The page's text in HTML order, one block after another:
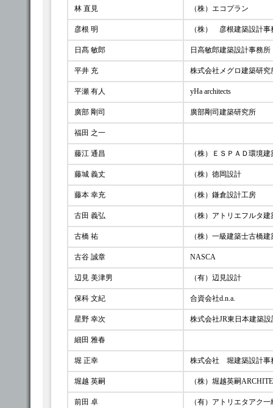
林 直見 （株）エコプラン
彦根 明 （株） 彦根建築設計
日髙 敏郎 日高敏郎建築設計事務所
平井 充 株式会社メグロ建築研
平瀬 有人 yHa architects
廣部 剛司 廣部剛司建築研究所
福田 之一
藤江 通昌 （株）ＥＳＰＡＤ環境
藤城 義丈 （株）徳岡設計
藤本 幸充 （株）鎌倉設計工房
古田 義弘 （株）アトリエフルタ
古橋 祐 （株）一級建築士古橋
古谷 誠章 NASCA
辺見 美津男 （有）辺見設計
保科 文紀 合資会社d.n.a.
星野 幸次 株式会社JR東日本建築
細田 雅春
堀 正幸 株式会社 堀建築設計事
堀越 英嗣 （株）堀越英嗣
前田 卓 （有）アトリエタアク